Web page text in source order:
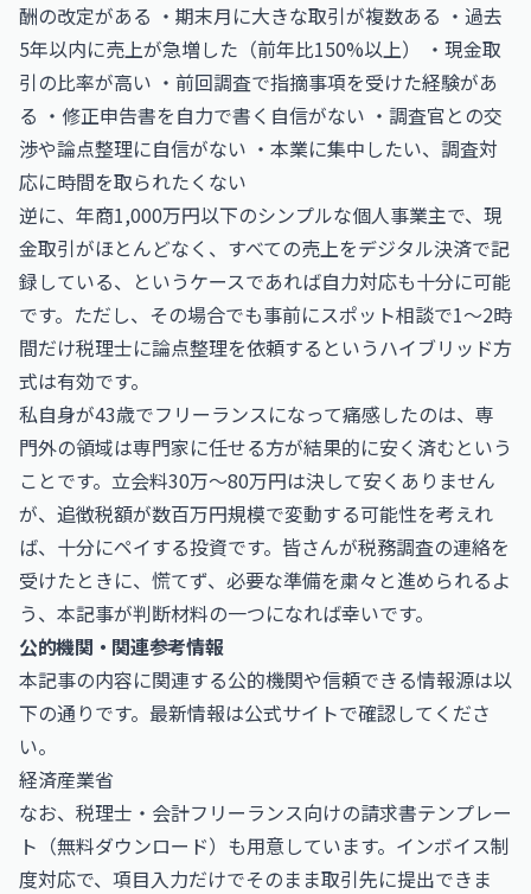
酬の改定がある ・期末月に大きな取引が複数ある ・過去
5年以内に売上が急増した（前年比150%以上） ・現金取
引の比率が高い ・前回調査で指摘事項を受けた経験があ
る ・修正申告書を自力で書く自信がない ・調査官との交
渉や論点整理に自信がない ・本業に集中したい、調査対
応に時間を取られたくない
逆に、年商1,000万円以下のシンプルな個人事業主で、現
金取引がほとんどなく、すべての売上をデジタル決済で記
録している、というケースであれば自力対応も十分に可能
です。ただし、その場合でも事前にスポット相談で1〜2時
間だけ税理士に論点整理を依頼するというハイブリッド方
式は有効です。
私自身が43歳でフリーランスになって痛感したのは、専
門外の領域は専門家に任せる方が結果的に安く済むという
ことです。立会料30万〜80万円は決して安くありません
が、追徴税額が数百万円規模で変動する可能性を考えれ
ば、十分にペイする投資です。皆さんが税務調査の連絡を
受けたときに、慌てず、必要な準備を粛々と進められるよ
う、本記事が判断材料の一つになれば幸いです。
公的機関・関連参考情報
本記事の内容に関連する公的機関や信頼できる情報源は以
下の通りです。最新情報は公式サイトで確認してくださ
い。
経済産業省
なお、 税理士・会計フリーランス向けの請求書テンプレー
ト（無料ダウンロード） も用意しています。インボイス制
度対応で、項目入力だけでそのまま取引先に提出できま